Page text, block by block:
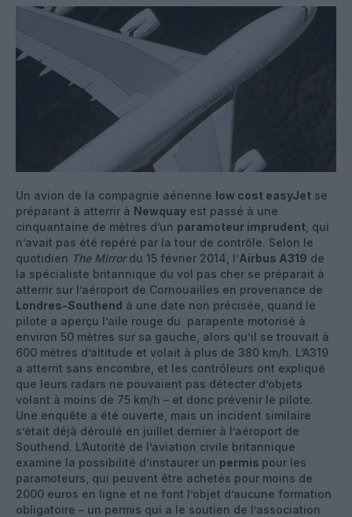
Un avion de la compagnie aérienne low cost easyJet se
préparant à atterrir à Newquay est passé à une
cinquantaine de mètres d’un paramoteur imprudent , qui
n’avait pas été repéré par la tour de contrôle. Selon le
quotidien The Mirrordu 15 février 2014, l’Airbus A319 de
la spécialiste britannique du vol pas cher se préparait à
atterrir sur l’aéroport de Cornouailles en provenance de
Londres-Southend à une date non précisée, quand le
pilote a aperçu l’aile rouge du parapente motorisé à
environ 50 mètres sur sa gauche, alors qu’il se trouvait à
600 mètres d’altitude et volait à plus de 380 km/h. L’A319
a atterrit sans encombre, et les contrôleurs ont expliqué
que leurs radars ne pouvaient pas détecter d’objets
volant à moins de 75 km/h – et donc prévenir le pilote.
Une enquête a été ouverte, mais un incident similaire
s’était déjà déroulé en juillet dernier à l’aéroport de
Southend. L’Autorité de l’aviation civile britannique
examine la possibilité d’instaurer un permis pour les
paramoteurs, qui peuvent être achetés pour moins de
2000 euros en ligne et ne font l’objet d’aucune formation
obligatoire – un permis qui a le soutien de l’association